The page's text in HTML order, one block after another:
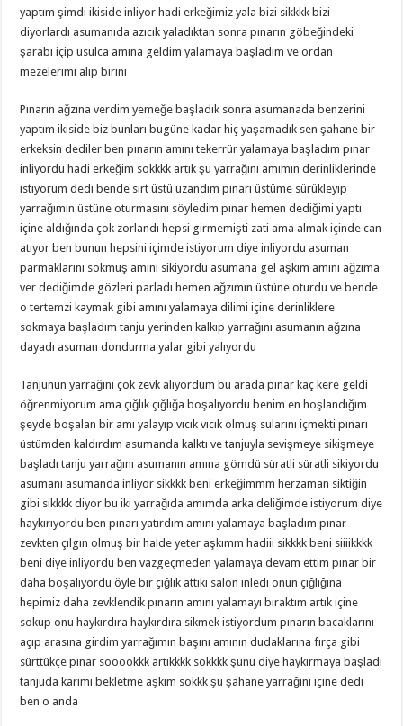
yaptım şimdi ikiside inliyor hadi erkeğimiz yala bizi sikkkk bizi
diyorlardı asumanıda azıcık yaladıktan sonra pınarın göbeğindeki
şarabı içip usulca amına geldim yalamaya başladım ve ordan
mezelerimi alıp birini
Pınarın ağzına verdim yemeğe başladık sonra asumanada benzerini
yaptım ikiside biz bunları bugüne kadar hiç yaşamadık sen şahane bir
erkeksin dediler ben pınarın amını tekerrür yalamaya başladım pınar
inliyordu hadi erkeğim sokkkk artık şu yarrağını amımın derinliklerinde
istiyorum dedi bende sırt üstü uzandım pınarı üstüme sürükleyip
yarrağımın üstüne oturmasını söyledim pınar hemen dediğimi yaptı
içine aldığında çok zorlandı hepsi girmemişti zati ama almak içinde can
atıyor ben bunun hepsini içimde istiyorum diye inliyordu asuman
parmaklarını sokmuş amını sikiyordu asumana gel aşkım amını ağzıma
ver dediğimde gözleri parladı hemen ağzımın üstüne oturdu ve bende
o tertemzi kaymak gibi amını yalamaya dilimi içine derinliklere
sokmaya başladım tanju yerinden kalkıp yarrağını asumanın ağzına
dayadı asuman dondurma yalar gibi yalıyordu
Tanjunun yarrağını çok zevk alıyordum bu arada pınar kaç kere geldi
öğrenmiyorum ama çığlık çığlığa boşalıyordu benim en hoşlandığım
şeyde boşalan bir amı yalayıp vıcık vıcık olmuş sularını içmekti pınarı
üstümden kaldırdım asumanda kalktı ve tanjuyla sevişmeye sikişmeye
başladı tanju yarrağını asumanın amına gömdü süratli süratli sikiyordu
asumanı asumanda inliyor sikkkk beni erkeğimmm herzaman siktiğin
gibi sikkkk diyor bu iki yarrağıda amımda arka deliğimde istiyorum diye
haykırıyordu ben pınarı yatırdım amını yalamaya başladım pınar
zevkten çılgın olmuş bir halde yeter aşkımm hadiii sikkkk beni siiiikkkk
beni diye inliyordu ben vazgeçmeden yalamaya devam ettim pınar bir
daha boşalıyordu öyle bir çığlık attıki salon inledi onun çığlığına
hepimiz daha zevklendik pınarın amını yalamayı bıraktım artık içine
sokup onu haykırdıra haykırdıra sikmek istiyordum pınarın bacaklarını
açıp arasına girdim yarrağımın başını amının dudaklarına fırça gibi
sürttükçe pınar sooookkk artıkkkk sokkkk şunu diye haykırmaya başladı
tanjuda karımı bekletme aşkım sokkk şu şahane yarrağını içine dedi
ben o anda